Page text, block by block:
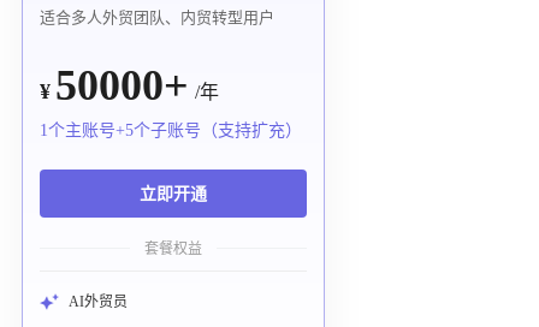
适合多人外贸团队、内贸转型用户
¥ 50000+ /年
1个主账号+5个子账号（支持扩充）
立即开通
套餐权益
AI外贸员